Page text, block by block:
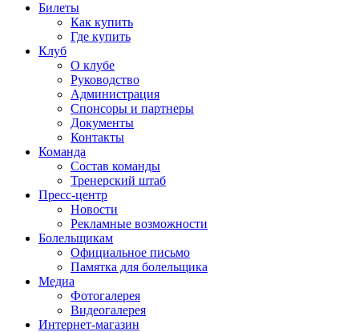
Билеты
Как купить
Где купить
Клуб
О клубе
Руководство
Администрация
Спонсоры и партнеры
Документы
Контакты
Команда
Состав команды
Тренерский штаб
Пресс-центр
Новости
Рекламные возможности
Болельщикам
Официальное письмо
Памятка для болельщика
Медиа
Фотогалерея
Видеогалерея
Интернет-магазин